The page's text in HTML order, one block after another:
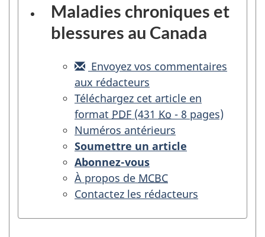
Maladies chroniques et
blessures au Canada
Envoyez vos commentaires
aux rédacteurs
Traitement
du
diabète
:
auto-
traitement,
utilisation
Téléchargez cet article en
format PDF (431 Ko - 8 pages)
Numéros antérieurs
Soumettre un article
Abonnez-vous
À propos de MCBC
Contactez les rédacteurs